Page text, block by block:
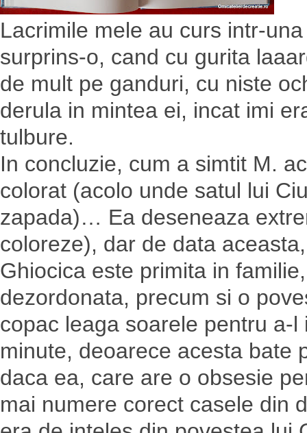
Lacrimile mele au curs intr-
surprins-o, cand cu gurita
de mult pe ganduri, cu niste
derula in mintea ei, incat imi
tulbure.
In concluzie, cum a simtit M.
colorat (acolo unde satul lui
zapada)… Ea deseneaza
coloreze), dar de data
Ghiocica este primita in
dezordonata, precum si o
copac leaga soarele pentru a-
minute, deoarece acesta
daca ea, care are o obsesie
mai numere corect casele din